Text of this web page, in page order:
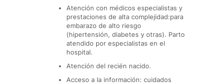
Atención con médicos especialistas y
prestaciones de alta complejidad:para
embarazo de alto riesgo
(hipertensión, diabetes y otras). Parto
atendido por especialistas en el
hospital.
Atención del recién nacido.
Acceso a la información: cuidados